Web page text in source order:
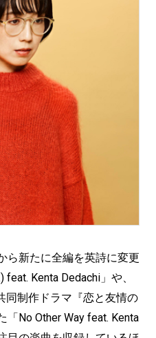
ら新たに全編を英詩に変更
feat. Kenta Dedachi」や、
同制作ドラマ『恋と友情の
No Other Way feat. Kenta